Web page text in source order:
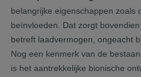
belangrijke eigenschappen zoals
beïnvloeden. Dat zorgt
betreft laadvermogen, ongeacht
Nog een kenmerk van de
is het aantrekkelijke bionische